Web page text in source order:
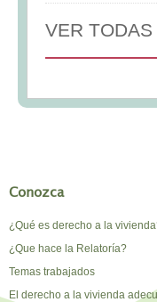
VER
Conozca
¿Qué es derecho a la
¿Que hace la Relatoría?
Temas trabajados
El derecho a la vivienda